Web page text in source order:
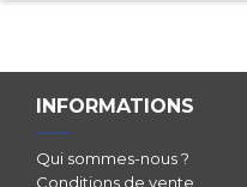
INFORMATIONS
Qui sommes-nous ?
Conditions de vente